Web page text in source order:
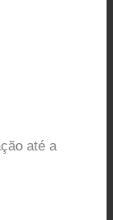
até a